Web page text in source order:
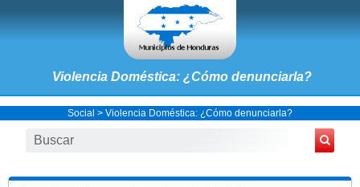
Violencia Doméstica: ¿Cómo denunciarla?
Social > Violencia Doméstica: ¿Cómo denunciarla?